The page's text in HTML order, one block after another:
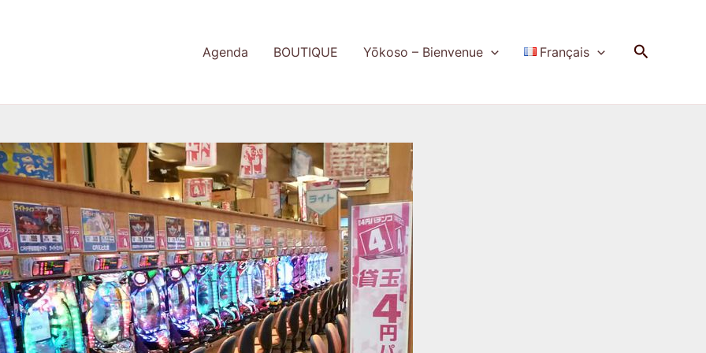
Agenda BOUTIQUE Yōkoso – Bienvenue Français